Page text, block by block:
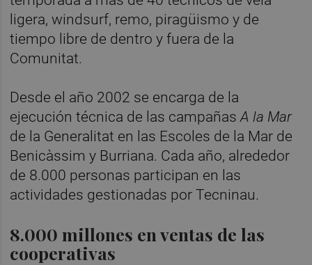
ligera, windsurf, remo, piragüismo y de
tiempo libre de dentro y fuera de la
Comunitat.
Desde el año 2002 se encarga de la
ejecución técnica de las campañasA la Mar
de la Generalitat en las Escoles de la Mar de
Benicàssim y Burriana. Cada año, alrededor
de 8.000 personas participan en las
actividades gestionadas por Tecninau.
8.000 millones en ventas de las
cooperativas